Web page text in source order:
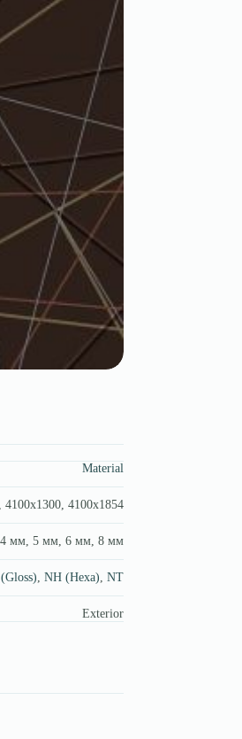
Material
4100х1854
мм, 5 мм, 6 мм, 8 мм
NH (Hexa) NT
Exterior